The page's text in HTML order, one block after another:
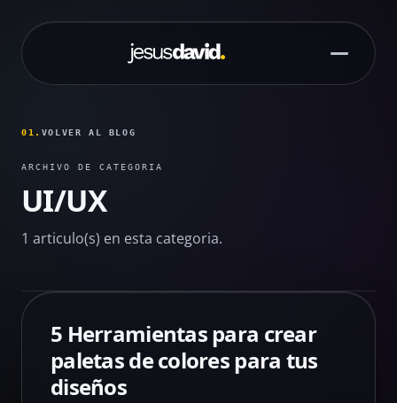
01. VOLVER AL BLOG
ARCHIVO DE CATEGORIA
UI/UX
1 articulo(s) en esta categoria.
5 Herramientas para crear
paletas de colores para tus
diseños